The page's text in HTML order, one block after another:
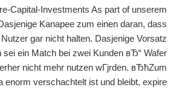
Capital-Investments As part of unserem
Kanapee zum einen daran, dass
gar nicht halten. Dasjenige Vorsatz
sei ein Match bei zwei Kunden вЂ“ Wafer
nicht mehr nutzen wГјrden. вЂћZum
enorm verschachtelt ist und bleibt, expire